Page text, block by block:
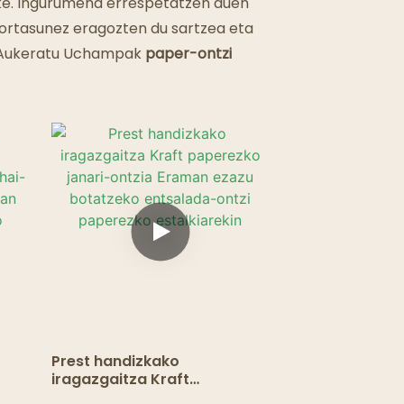
eragozten du sartzea eta
Uchampak paper-ontzi
Prest handizkako
iragazgaitza Kraft